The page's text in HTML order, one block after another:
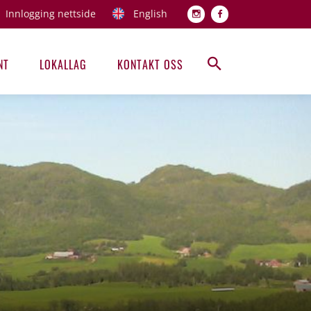
Topp
Innlogging nettside English
Hovedmeny
LOKALLAG KONTAKT OSS